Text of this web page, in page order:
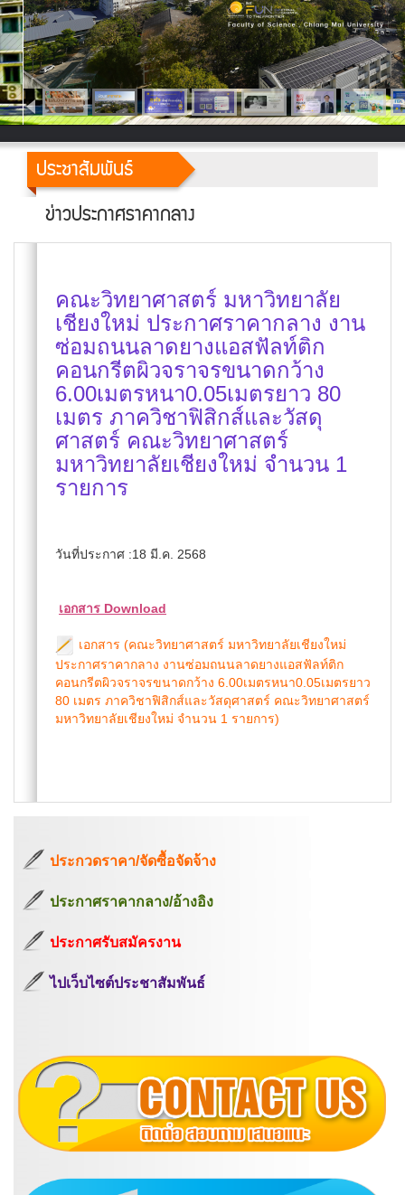
ประชาสัมพันธ์
ข่าวประกาศราคากลาง
คณะวิทยาศาสตร์ มหาวิทยาลัย
เชียงใหม่ ประกาศราคากลาง งาน
ซ่อมถนนลาดยางแอสฟัลท์ติก
คอนกรีตผิวจราจรขนาดกว้าง
6.00เมตรหนา0.05เมตรยาว 80
เมตร ภาควิชาฟิสิกส์และวัสดุ
ศาสตร์ คณะวิทยาศาสตร์
มหาวิทยาลัยเชียงใหม่ จำนวน 1
รายการ
วันที่ประกาศ :18 มี.ค. 2568
เอกสาร Download
เอกสาร (คณะวิทยาศาสตร์ มหาวิทยาลัยเชียงใหม่
ประกาศราคากลาง งานซ่อมถนนลาดยางแอสฟัลท์ติก
คอนกรีตผิวจราจรขนาดกว้าง 6.00เมตรหนา0.05เมตรยาว
80 เมตร ภาควิชาฟิสิกส์และวัสดุศาสตร์ คณะวิทยาศาสตร์
มหาวิทยาลัยเชียงใหม่ จำนวน 1 รายการ)
ประกวดราคา/จัดซื้อจัดจ้าง
ประกาศราคากลาง/อ้างอิง
ประกาศรับสมัครงาน
ไปเว็บไซต์ประชาสัมพันธ์